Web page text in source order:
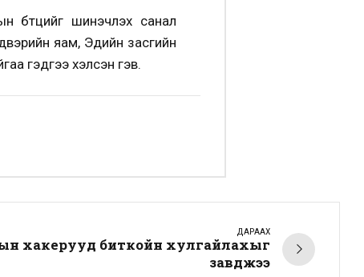
бүтцийг шинэчлэх санал
яам, Эдийн засгийн
гэдгээ хэлсэн гэв.
ДАРААХ
хакерууд биткойн хулгайлахыг
завджээ